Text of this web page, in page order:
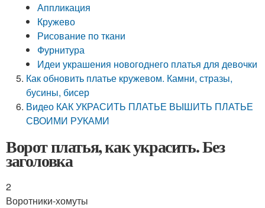
Аппликация
Кружево
Рисование по ткани
Фурнитура
Идеи украшения новогоднего платья для девочки
Как обновить платье кружевом. Камни, стразы,
бусины, бисер
Видео КАК УКРАСИТЬ ПЛАТЬЕ ВЫШИТЬ ПЛАТЬЕ
СВОИМИ РУКАМИ
Ворот платья, как украсить. Без
заголовка
2
Воротники-хомуты